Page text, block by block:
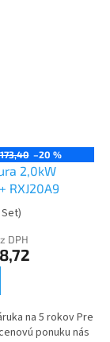
–20 %
2,0kW
RXJ20A9
DPH
na 5 rokov Pre
ponuku nás